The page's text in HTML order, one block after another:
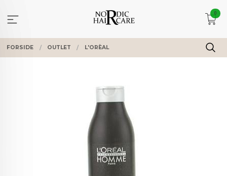
innholdet
0
FORSIDE OUTLET L'ORÈAL